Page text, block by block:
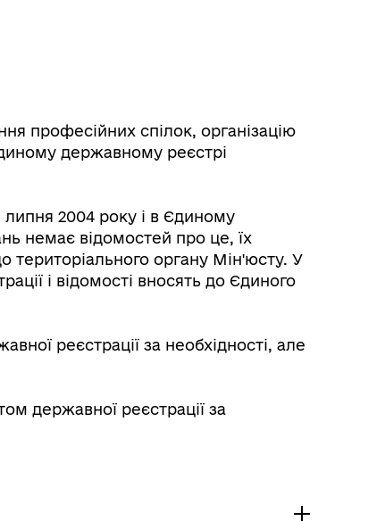
професійних спілок, організацію
державному реєстрі
липня 2004 року і в Єдиному
немає відомостей про це, їх
органу Мін'юсту. У
і відомості вносять до Єдиного
реєстрації за необхідності, але
державної реєстрації за